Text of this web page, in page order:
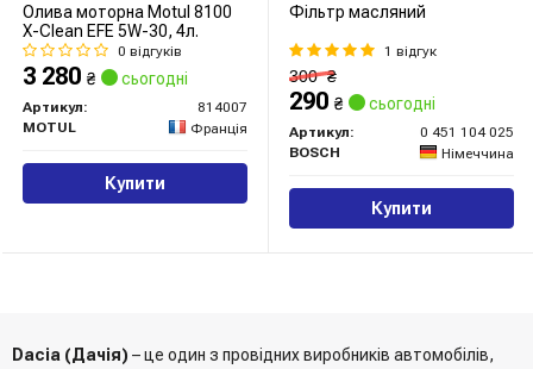
Олива моторна Motul 8100
X-Clean EFE 5W-30, 4л.
0 відгуків
3 280 ₴ сьогодні
Артикул:
814007
MOTUL
Франція
Купити
Фільтр масляний
1 відгук
300₴
290 ₴ сьогодні
Артикул:
0 451 104 025
BOSCH
Німеччина
Купити
Dacia (Дачія) – це один з провідних виробників автомобілів,